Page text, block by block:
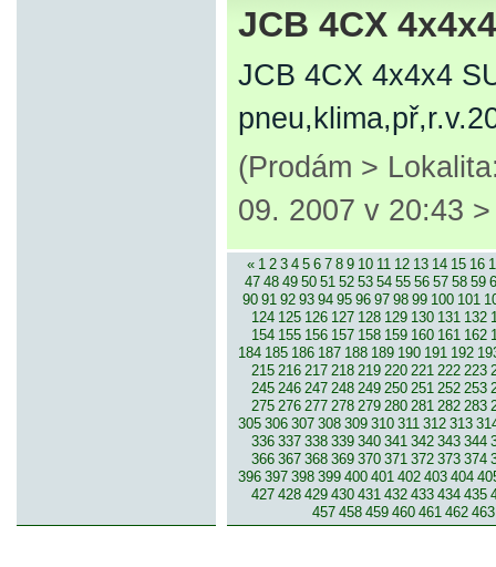
JCB 4CX 4x4x4
JCB 4CX 4x4x4
(Prodám >
09. 2007 v 20:43
« 1 2 3 4 5 6 7 8 9 10 11 12 13 14 15 16
47 48 49 50 51 52 53 54 55 56 57 58 59
90 91 92 93 94 95 96 97 98 99 100 101
124 125 126 127 128 129 130 131 132
154 155 156 157 158 159 160 161 162
184 185 186 187 188 189 190 191 192
215 216 217 218 219 220 221 222 223
245 246 247 248 249 250 251 252 253
275 276 277 278 279 280 281 282 283
305 306 307 308 309 310 311 312 313
336 337 338 339 340 341 342 343 344
366 367 368 369 370 371 372 373 374
396 397 398 399 400 401 402 403 404
427 428 429 430 431 432 433 434 435
457 458 459 460 461 462 463